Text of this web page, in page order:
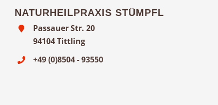
NATURHEILPRAXIS STÜMPFL
Passauer Str. 20
94104 Tittling
+49 (0)8504 - 93550